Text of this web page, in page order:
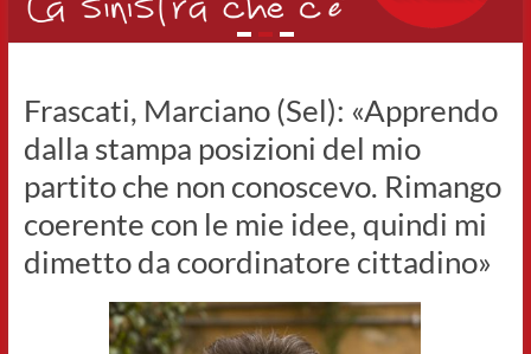
Frascati, Marciano (Sel): «Apprendo
dalla stampa posizioni del mio
partito che non conoscevo. Rimango
coerente con le mie idee, quindi mi
dimetto da coordinatore cittadino»